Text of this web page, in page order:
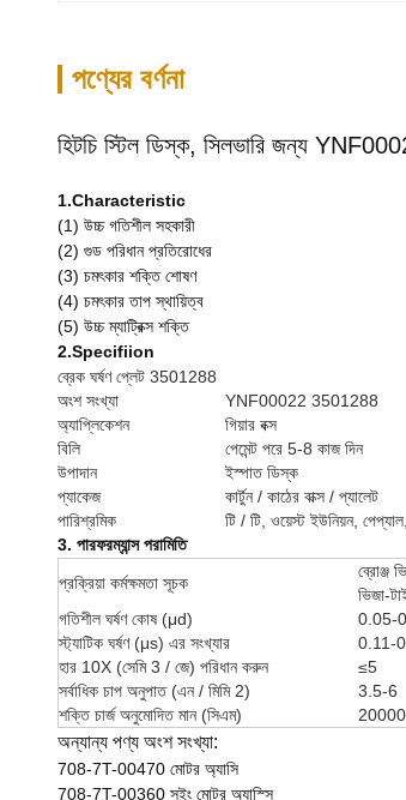
পণ্যের বর্ণনা
হিটচি স্টিল ডিস্ক, সিলভারি জন্য
1.Characteristic
(1) উচ্চ গতিশীল সহকারী
(2) গুড পরিধান প্রতিরোধের
(3) চমৎকার শক্তি শোষণ
(4) চমৎকার তাপ স্থায়িত্ব
(5) উচ্চ ম্যাট্রিক্স শক্তি
2.Specifiion
ব্রেক ঘর্ষণ প্লেট 3501288
অংশ সংখ্যা
YNF00022 3501288
অ্যাপ্লিকেশন
গিয়ার বক্স
বিলি
পেমেন্ট পরে 5-8 কাজ দিন
উপাদান
ইস্পাত ডিস্ক
প্যাকেজ
কার্টুন / কাঠের বাক্স / প্যালেট
পারিশ্রমিক
টি / টি, ওয়েস্ট ইউনিয়ন,
3. পারফরম্যান্স পরামিতি
প্রক্রিয়া কর্মক্ষমতা সূচক
ব্রোঞ্জ
ভিজা-
গতিশীল ঘর্ষণ কোষ (μd)
0.05-
স্ট্যাটিক ঘর্ষণ (μs) এর সংখ্যার
0.11-
হার 10X (সেমি 3 / জে) পরিধান করুন
≤5
সর্বাধিক চাপ অনুপাত (এন / মিমি 2)
3.5-6
শক্তি চার্জ অনুমোদিত মান (সিএম)
অন্যান্য পণ্য অংশ সংখ্যা:
708-7T-00470 মোটর অ্যাসি
708-7T-00360 সুইং মোটর অ্যাস্সি